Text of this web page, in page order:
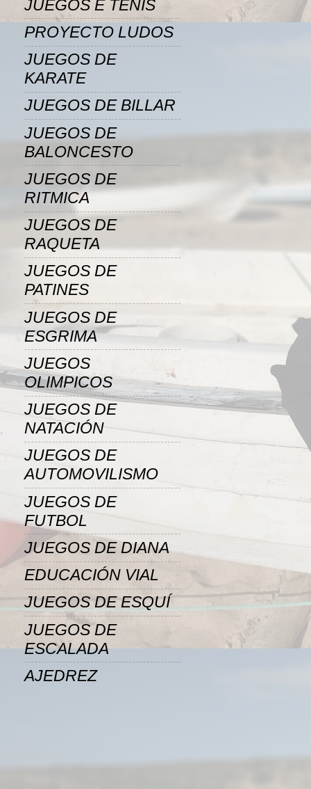
JUEGOS E TENIS
PROYECTO LUDOS
JUEGOS DE
KARATE
JUEGOS DE BILLAR
JUEGOS DE
BALONCESTO
JUEGOS DE
RITMICA
JUEGOS DE
RAQUETA
JUEGOS DE
PATINES
JUEGOS DE
ESGRIMA
JUEGOS
OLIMPICOS
JUEGOS DE
NATACIÓN
JUEGOS DE
AUTOMOVILISMO
JUEGOS DE
FUTBOL
JUEGOS DE DIANA
EDUCACIÓN VIAL
JUEGOS DE ESQUÍ
JUEGOS DE
ESCALADA
AJEDREZ